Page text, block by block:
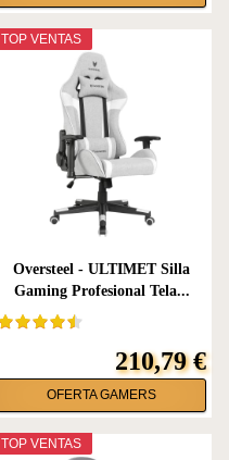
TOP VENTAS
Oversteel - ULTIMET Silla
Gaming Profesional Tela...
210,79 €
OFERTA GAMERS
TOP VENTAS